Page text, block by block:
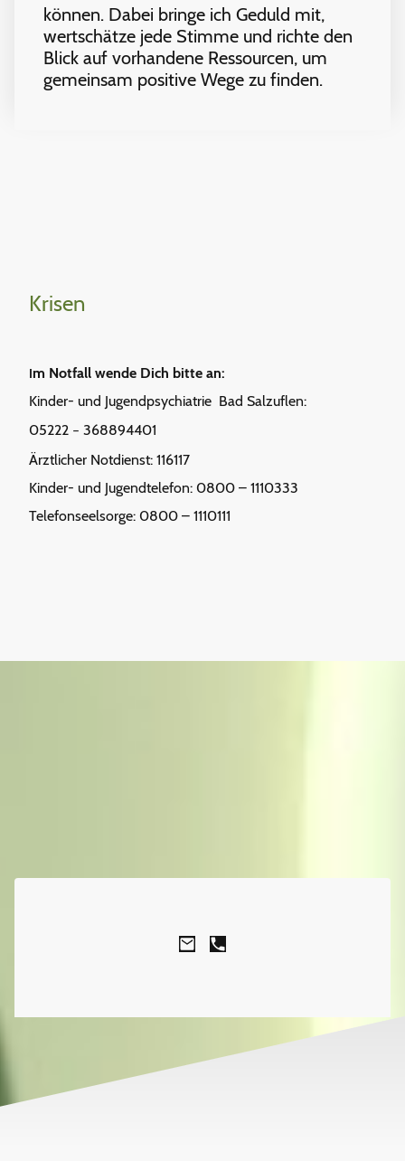
können. Dabei bringe ich Geduld mit,
wertschätze jede Stimme und richte den
Blick auf vorhandene Ressourcen, um
gemeinsam positive Wege zu finden.
Krisen
Im Notfall wende Dich bitte an:
Kinder- und Jugendpsychiatrie Bad Salzuflen:
05222 – 368894401
Ärztlicher Notdienst: 116117
Kinder- und Jugendtelefon: 0800 – 1110333
Telefonseelsorge: 0800 – 1110111